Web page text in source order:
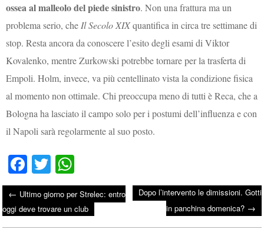
ossea al malleolo del piede sinistro. Non una frattura ma un
problema serio, cheIl Secolo XIXquantifica in circa tre settimane di
stop. Resta ancora da conoscere l’esito degli esami di Viktor
Kovalenko, mentre Zurkowski potrebbe tornare per la trasferta di
Empoli. Holm, invece, va più centellinato vista la condizione fisica
al momento non ottimale. Chi preoccupa meno di tutti è Reca, che a
Bologna ha lasciato il campo solo per i postumi dell’influenza e con
il Napoli sarà regolarmente al suo posto.
Fa
ce
bo
ok
T
wi
tte
r
ha
ts
A
Post navigation
← Ultimo giorno per Strelec: entro
oggi deve trovare un club
Dopo l’intervento le dimissioni. Gotti
in panchina domenica? →